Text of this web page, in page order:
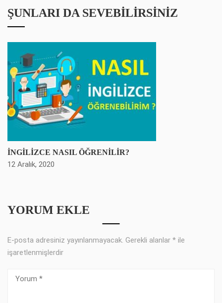
ŞUNLARI DA SEVEBILIRSINIZ
İNGİLİZCE NASIL ÖĞRENİLİR?
12 Aralık, 2020
YORUM EKLE
E-posta adresiniz yayınlanmayacak. Gerekli alanlar * ile
işaretlenmişlerdir